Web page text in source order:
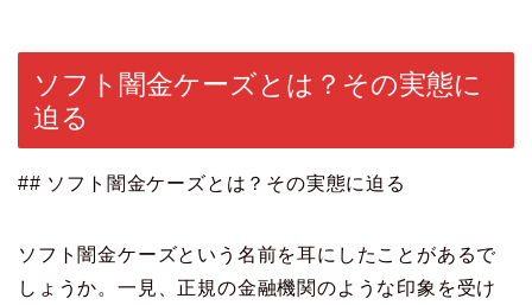
ソフト闇金ケーズとは？その実態に
迫る
## ソフト闇金ケーズとは？その実態に迫る
ソフト闇金ケーズという名前を耳にしたことがあるで
しょうか。一見、正規の金融機関のような印象を受け